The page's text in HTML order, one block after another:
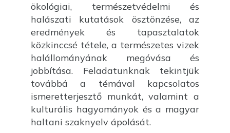
ökológiai, természetvédelmi és
halászati kutatások ösztönzése, az
eredmények és tapasztalatok
közkinccsé tétele, a természetes vizek
halállományának megóvása és
jobbítása. Feladatunknak tekintjük
továbbá a témával kapcsolatos
ismeretterjesztő munkát, valamint a
kulturális hagyományok és a magyar
haltani szaknyelv ápolását.